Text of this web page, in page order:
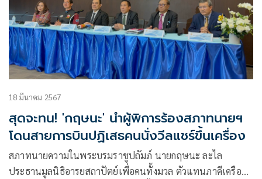
18 มีนาคม 2567
สุดจะทน! 'กฤษนะ' นำผู้พิการร้องสภาทนายฯ
โดนสายการบินปฏิเสธคนนั่งวีลแชร์ขึ้นเครื่อง
สภาทนายความในพระบรมราชูปถัมภ์ นายกฤษนะ ละไล
ประธานมูลนิธิอารยสถาปัตย์เพื่อคนทั้งมวล ตัวแทนภาคีเครือ